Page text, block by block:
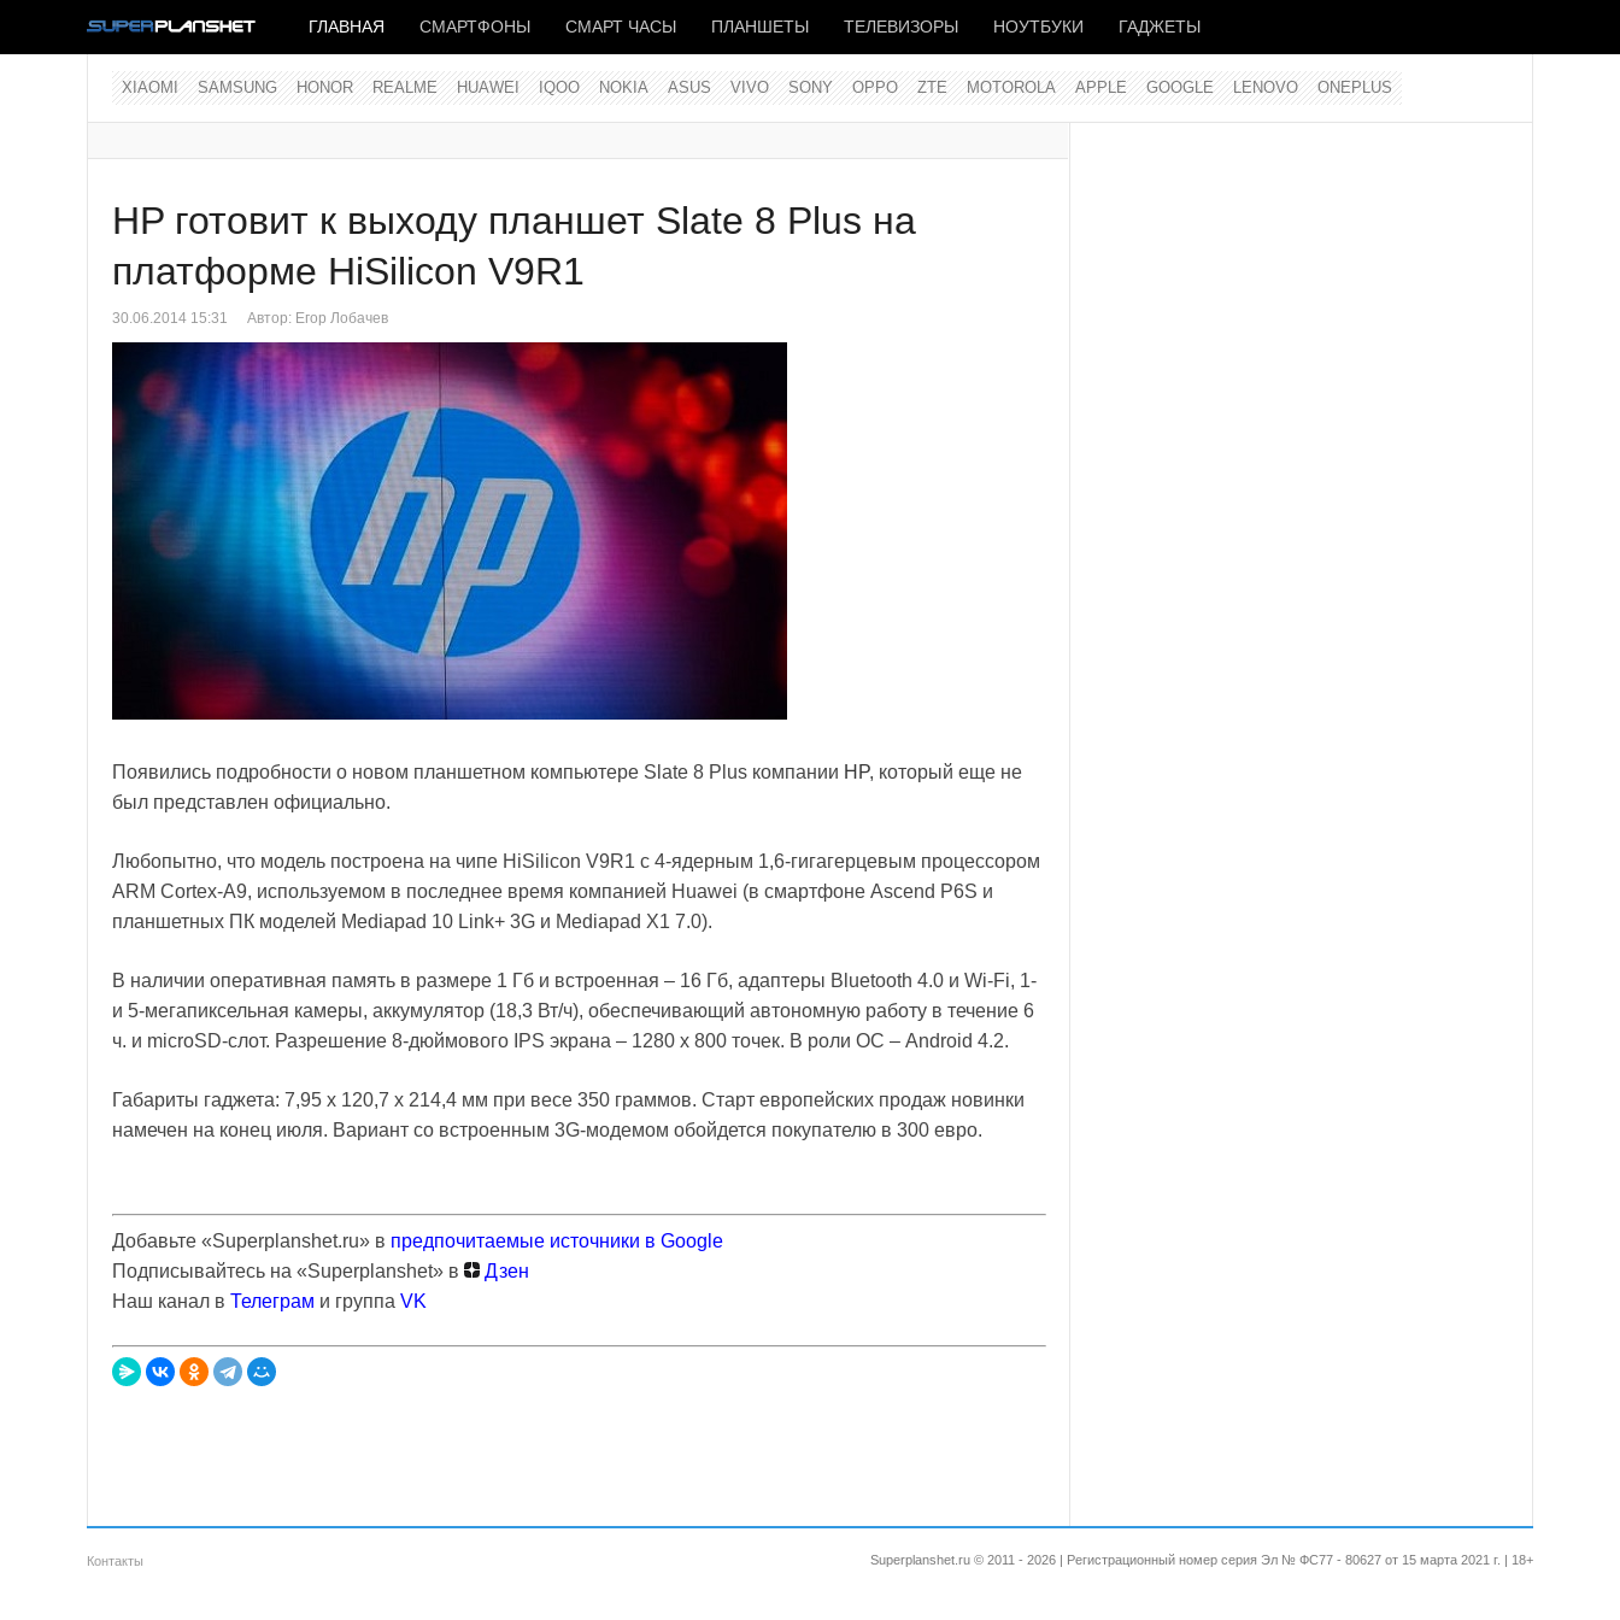
ГЛАВНАЯ СМАРТФОНЫ СМАРТ ЧАСЫ ПЛАНШЕТЫ ТЕЛЕВИЗОРЫ НОУТБУКИ ГАДЖЕТЫ
XIAOMI SAMSUNG HONOR REALME HUAWEI IQOO NOKIA ASUS VIVO SONY OPPO ZTE MOTOROLA APPLE GOOGLE LENOVO ONEPLUS
HP готовит к выходу планшет Slate 8 Plus на
платформе HiSilicon V9R1
30.06.2014 15:31 Автор: Егор Лобачев
Появились подробности о новом планшетном компьютере Slate 8 Plus компании HP, который еще не
был представлен официально.
Любопытно, что модель построена на чипе HiSilicon V9R1 с 4-ядерным 1,6-гигагерцевым процессором
ARM Cortex-A9, используемом в последнее время компанией Huawei (в смартфоне Ascend P6S и
планшетных ПК моделей Mediapad 10 Link+ 3G и Mediapad X1 7.0).
В наличии оперативная память в размере 1 Гб и встроенная – 16 Гб, адаптеры Bluetooth 4.0 и Wi-Fi, 1-
и 5-мегапиксельная камеры, аккумулятор (18,3 Вт/ч), обеспечивающий автономную работу в течение 6
ч. и microSD-слот. Разрешение 8-дюймового IPS экрана – 1280 х 800 точек. В роли ОС – Android 4.2.
Габариты гаджета: 7,95 х 120,7 х 214,4 мм при весе 350 граммов. Старт европейских продаж новинки
намечен на конец июля. Вариант со встроенным 3G-модемом обойдется покупателю в 300 евро.
Добавьте «Superplanshet.ru» в предпочитаемые источники в Google
Подписывайтесь на «Superplanshet» в
Дзен
Наш канал в Телеграм и группа VK
Контакты Superplanshet.ru © 2011 - 2026 | Регистрационный номер серия Эл № ФС77 - 80627 от 15 марта 2021 г. | 18+